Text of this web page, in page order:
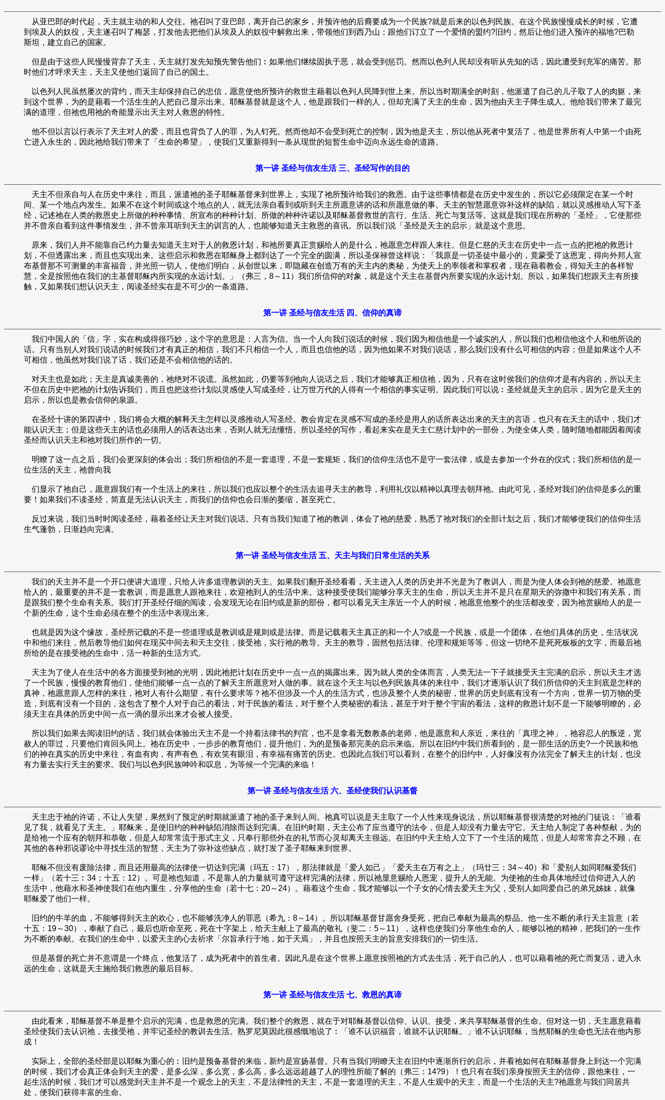
从亚巴郎的时代起，天主就主动的和人交往。祂召叫了亚巴郎，离开自己的家乡，并预许他的后裔要成为一个民族?就是后来的以色列民族。在这个民族慢慢成长的时候，它遭
到埃及人的奴役，天主遂召叫了梅瑟，打发他去把他们从埃及人的奴役中解救出来，带领他们到西乃山；跟他们订立了一个爱情的盟约?旧约，然后让他们进入预许的福地?巴勒
斯坦，建立自己的国家。
但是由于这些人民慢慢背弃了天主，天主就打发先知预先警告他们︰如果他们继续固执于恶，就会受到惩罚。然而以色列人民却没有听从先知的话，因此遭受到充军的痛苦。那
时他们才呼求天主，天主又使他们返回了自己的国土。
以色列人民虽然屡次的背约，而天主却保持自己的忠信，愿意使他所预许的救世主藉着以色列人民降到世上来。所以当时期满全的时刻，他派遣了自己的儿子取了人的肉躯，来
到这个世界，为的是藉着一个活生生的人把自己显示出来。耶稣基督就是这个人，他是跟我们一样的人，但却充满了天主的生命，因为他由天主子降生成人。他给我们带来了最完
满的道理，但祂也用祂的奇能显示出天主对人救恩的特性。
他不但以言以行表示了天主对人的爱，而且也背负了人的罪，为人钉死。然而他却不会受到死亡的控制，因为他是天主，所以他从死者中复活了，他是世界所有人中第一个由死
亡进入永生的，因此祂给我们带来了「生命的希望」，使我们又重新得到一条从现世的短暂生命中迈向永远生命的道路。
第一讲 圣经与信友生活 三、圣经写作的目的
天主不但亲自与人在历史中来往，而且，派遣祂的圣子耶稣基督来到世界上，实现了祂所预许给我们的救恩。由于这些事情都是在历史中发生的，所以它必须限定在某一个时
间、某一个地点内发生。如果不在这个时间或这个地点的人，就无法亲自看到或听到天主所愿意讲的话和所愿意做的事。天主的智慧愿意弥补这样的缺陷，就以灵感推动人写下圣
经，记述祂在人类的救恩史上所做的种种事情、所宣布的种种计划、所做的种种许诺以及耶稣基督救世的言行、生活、死亡与复活等。这就是我们现在所称的「圣经」，它使那些
并不曾亲自看到这件事情发生，并不曾亲耳听到天主的训言的人，也能够知道天主救恩的喜讯。所以我们说「圣经是天主的启示」就是这个意思。
原来，我们人并不能靠自己约力量去知道天主对于人的救恩计划，和祂所要真正赏赐给人的是什么，祂愿意怎样跟人来往。但是仁慈的天主在历史中一点一点的把祂的救恩计
划，不但透露出来，而且也实现出来。这些启示和救恩在耶稣身上都到达了一个完全的圆满，所以圣保禄曾这样说：「我原是一切圣徒中最小的，竟蒙受了这恩宠，得向外邦人宣
布基督那不可测量的丰富福音，并光照一切人，使他们明白，从创世以来，即隐藏在创造万有的天主内的奥秘，为使天上的率领者和掌权者，现在藉着教会，得知天主的各样智
慧，全是按照他在我们的主基督耶稣内所实现的永远计划。」（弗三，8～11）我们所信仰的对象，就是这个天主在基督内所要实现的永远计划。所以，如果我们想跟天主有所接
触，又如果我们想认识天主，阅读圣经实在是不可少的一条道路。
第一讲 圣经与信友生活 四、信仰的真谛
我们中国人的「信」字，实在构成得很巧妙，这个字的意思是：人言为信。当一个人向我们说话的时候，我们因为相信他是一个诚实的人，所以我们也相信他这个人和他所说的
话。只有当别人对我们说话的时候我们才有真正的相信，我们不只相信一个人，而且也信他的话，因为他如果不对我们说话，那么我们没有什么可相信的内容；但是如果这个人不
可相信，他虽然对我们说了话，我们还是不会相信他的话的。
对天主也是如此；天主是真诚美善的，祂绝对不说谎。虽然如此，仍要等到祂向人说话之后，我们才能够真正相信祂，因为，只有在这时侯我们的信仰才是有内容的，所以天主
不但在历史中把祂的计划告诉我们，而且也把这些计划以灵感使人写成圣经，让万世万代的人得有一个相信的事实证明。因此我们可以说︰圣经就是天主的启示，因为它是天主的
启示，所以也是教会信仰的泉源。
在圣经十讲的第四讲中，我们将会大概的解释天主怎样以灵感推动人写圣经。教会肯定在灵感不写成的圣经是用人的话所表达出来的天主的言语，也只有在天主的话中，我们才
能认识天主；但是这些天主的话也必须用人的话表达出来，否则人就无法懂悟。所以圣经的写作，看起来实在是天主仁慈计划中的一部份，为使全体人类，随时随地都能因着阅读
圣经而认识天主和祂对我们所作的一切。
明瞭了这一点之后，我们会更深刻的体会出；我们所相信的不是一套道理，不是一套规矩，我们的信仰生活也不是守一套法律，或是去参加一个外在的仪式；我们所相信的是一
位生活的天主，祂曾向我
们显示了祂自己，愿意跟我们有一个生活上的来往，所以我们也应以整个的生活去追寻天主的教导，利用礼仪以精神以真理去朝拜祂。由此可见，圣经对我们的信仰是多么的重
要！如果我们不读圣经，简直是无法认识天主，而我们的信仰也会日渐的萎缩，甚至死亡。
反过来说，我们当时时阅读圣经，藉着圣经让天主对我们说话。只有当我们知道了祂的教训，体会了祂的慈爱，熟悉了祂对我们的全部计划之后，我们才能够使我们的信仰生活
生气蓬勃，日渐趋向完满。
第一讲 圣经与信友生活 五、天主与我们日常生活的关系
我们的天主并不是一个开口便讲大道理，只给人许多道理教训的天主。如果我们翻开圣经看看，天主进入人类的历史并不光是为了教训人，而是为使人体会到祂的慈爱。祂愿意
给人的，最重要的并不是一套教训，而是愿意人跟祂来往，欢迎祂到人的生活中来。这种接受使我们能够分享天主的生命，所以天主并不是只在星期天的弥撒中和我们有关系，而
是跟我们整个生命有关系。我们打开圣经仔细的阅读，会发现无论在旧约或是新的部份，都可以看见天主亲近一个人的时候，祂愿意他整个的生活都改变，因为祂赏赐给人的是一
个新的生命，这个生命必须在整个的生活中表现出来。
也就是因为这个缘故，圣经所记载的不是一些道理或是教训或是规则或是法律。而是记载着天主真正的和一个人?或是一个民族，或是一个团体，在他们具体的历史，生活状况
中和他们来往，然后教导他们如何在现买中间去和天主交往，接受祂，实行祂的教导。天主的教导，固然包括法律、伦理和规矩等等，但这一切绝不是死死板板的文字，而最后祂
所给的是在接受祂的生命中，活一种新的生活方式。
天主为了使人在生活中的各方面接受到祂的光明，因此祂把计划在历史中一点一点的揭露出来。因为就人类的全体而言，人类无法一下子就接受天主完满的启示，所以天主才选
了一个民族，慢慢的教育他们，使他们能够一点一点的了解天主所愿意对人做的事。就在这个天主与以色列民族具体的来往中，我们才逐渐认识了我们所信仰的天主到底是怎样的
真神，祂愿意跟人怎样的来往，祂对人有什么期望，有什么要求等？祂不但涉及一个人的生活方式，也涉及整个人类的秘密，世界的历史到底有没有一个方向，世界一切万物的受
造，到底有没有一个目的，这包含了整个人对于自己的看法，对于民族的看法，对于整个人类秘密的看法，甚至于对于整个宇宙的看法，这样的救恩计划不是一下能够明瞭的，必
须天主在具体的历史中间一点一滴的显示出来才会被人接受。
所以我们如果去阅读旧约的话，我们就会体验出天主不是一个持着法律书的判官，也不是拿着无数教条的老师，他是愿意和人亲近，来往的「真理之神」，祂容忍人的叛逆，宽
赦人的罪过，只要他们肯回头同上。祂在历史中，一步步的教育他们，提升他们，为的是预备那完美的启示来临。所以在旧约中我们所看到的，是一部生活的历史?一个民族和他
们的神在真实的历史中来往，有血有肉，有声有色，有欢笑有眼泪，有幸福有痛苦的历史。也因此点我们可以看到，在整个的旧约中，人好像没有办法完全了解天主的计划，也没
有力量去实行天主的要求。我们与以色列民族呻吟和叹息，为等候一个完满的来临！
第一讲 圣经与信友生活 六、圣经使我们认识基督
天主忠于祂的许诺，不让人失望，果然到了预定的时期就派遣了祂的圣子来到人间。祂真可以说是天主取了一个人性来现身说法，所以耶稣基督很清楚的对祂的门徒说︰「谁看
见了我，就看见了天主。」耶稣来，是使旧约的种种缺陷消除而达到完满。在旧约时期，天主公布了应当遵守的法令，但是人却没有力量去守它。天主给人制定了各种祭献，为的
是给祂一个应有的朝拜和恭敬，但是人却常常流于形式主义，只奉行那些外在的礼节而心灵却离天主很远。在旧约中天主给人立下了一个生活的规范，但是人却常常弃之不顾，在
其他的各种邪说谬论中寻找生活的智慧，天主为了弥补这些缺点，就打发了圣子耶稣来到世界。
耶稣不但没有废除法律，而且还用最高的法律使一切达到完满（玛五：17），那法律就是「爱人如己」「爱天主在万有之上」（玛廿三：34～40）和「爱别人如同耶稣爱我们
一样」（若十三︰34；十五：12）。可是祂也知道，不是靠人的力量就可遵守这样完满的法律，所以祂显意赐给人恩宠，提升人的无能。为使祂的生命具体地经过信仰进入人的
生活中，他藉水和圣神使我们在他内重生，分享他的生命（若十七：20～24）。藉着这个生命，我才能够以一个子女的心情去爱天主为父，受别人如同爱自己的弟兄姊妹，就像
耶稣爱了他们一样。
旧约的牛羊的血，不能够得到天主的欢心，也不能够洗净人的罪恶（希九：8～14）。所以耶稣基督甘愿舍身受死，把自己奉献为最高的祭品。他一生不断的承行天主旨意（若
十五：19～30），奉献了自己，最后也听命至死，死在十字架上，给天主献上了最高的敬礼（斐二：5～11），这样也使我们分享他生命的人，能够以祂的精神，把我们的一生作
为不断的奉献。在我们的生命中，以爱天主的心去祈求「尔旨承行于地，如于天焉」，并且也按照天主的旨意安排我们的一切生活。
但是基督的死亡并不意谓是一个终点，他复活了，成为死者中的首生者。因此凡是在这个世界上愿意按照祂的方式去生活，死于自己的人，也可以藉着祂的死亡而复活，进入永
远的生命，这就是天主施给我们救恩的最后目标。
第一讲 圣经与信友生活 七、救恩的真谛
由此看来，耶稣基督不单是整个启示的完满，也是救恩的完满。我们整个的救恩，就在于对耶稣基督以信仰、认识、接受，来共享耶稣基督的生命。但对这一切，天主愿意藉着
圣经使我们去认识祂，去接受祂，并牢记圣经的教训去生活。熟罗尼莫因此很感慨地说了︰「谁不认识福音，谁就不认识耶稣。」谁不认识耶稣，当然耶稣的生命也无法在他内形
成！
实际上，全部的圣经部是以耶稣为重心的︰旧约是预备基督的来临，新约是宣扬基督。只有当我们明瞭天主在旧约中逐渐所行的启示，并看祂如何在耶稣基督身上到达一个完满
的时候，我们才会真正体会到天主的爱，是多么深，多么宽，多么高，多么远远超越了人的理性所能了解的（弗三：14?9）！也只有在我们亲身按照天主的信仰，跟他来往，一
起生活的时候，我们才可以感觉到天主并不是一个观念上的天主，不是法律性的天主，不是一套道理的天主，不是人生观中的天主，而是一个生活的天主?祂愿意与我们同居共
处，便我们获得丰富的生命。